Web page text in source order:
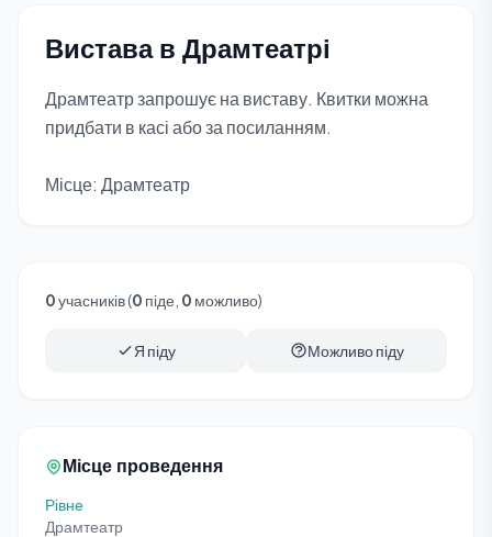
Вистава в Драмтеатрі
Драмтеатр запрошує на виставу. Квитки можна
придбати в касі або за посиланням.
Місце: Драмтеатр
0учасників (0 піде, 0 можливо)
Я піду Можливо піду
Місце проведення
Рівне
Драмтеатр